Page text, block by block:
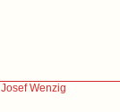
Josef Wenzig